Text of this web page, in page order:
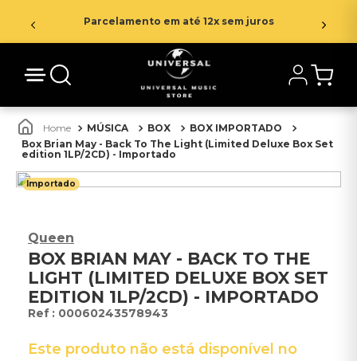
Parcelamento em até 12x sem juros
MÚSICA BOX
BOX IMPORTADO
Box Brian May - Back To The Light (Limited Deluxe Box Set
edition 1LP/2CD) - Importado
Importado
Queen
BOX BRIAN MAY - BACK TO THE
LIGHT (LIMITED DELUXE BOX SET
EDITION 1LP/2CD) - IMPORTADO
: 00060243578943
Este produto não está disponível no